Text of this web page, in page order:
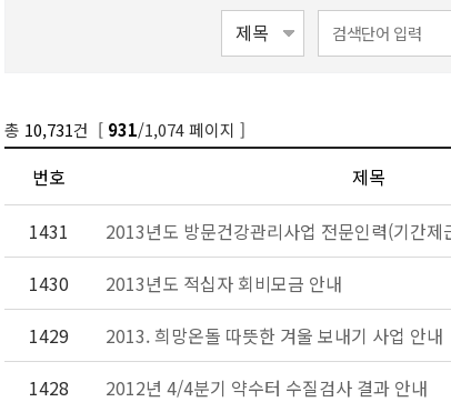
총 10,731건 [ 931/1,074 페이지 ]
번호 제목
1431 2013년도 방문건강관리사업 전문인력(기간
1430
2013년도 적십자 회비모금 안내
1429
2013. 희망온돌 따뜻한 겨울 보내기 사업 안내
1428
2012년 4/4분기 약수터 수질검사 결과 안내